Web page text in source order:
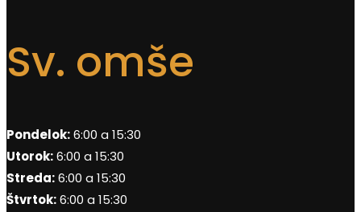
Sv. omše
Pondelok:6:00 a 15:30
Utorok:6:00 a 15:30
Streda:6:00 a 15:30
Štvrtok:6:00 a 15:30